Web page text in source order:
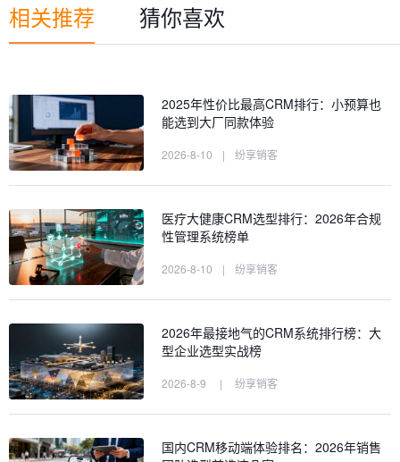
相关推荐 猜你喜欢
2025年性价比最高CRM排行：小预算也
能选到大厂同款体验
2026-8-10 | 纷享销客
医疗大健康CRM选型排行：2026年合规
性管理系统榜单
2026-8-10 | 纷享销客
2026年最接地气的CRM系统排行榜：大
型企业选型实战榜
2026-8-9 | 纷享销客
国内CRM移动端体验排名：2026年销售